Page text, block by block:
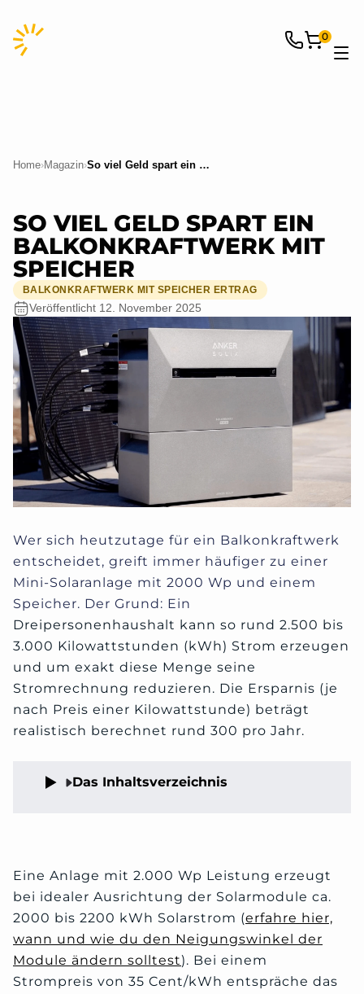
0
Home›Magazin› So viel Geld spart ein Balkonkraftwerk mit Speicher
SO VIEL GELD SPART EIN
BALKONKRAFTWERK MIT
SPEICHER
BALKONKRAFTWERK MIT SPEICHER ERTRAG
Veröffentlicht 12. November 2025
Wer sich heutzutage für ein Balkonkraftwerk
entscheidet, greift immer häufiger zu einer
Mini-Solaranlage mit 2000 Wp und einem
Speicher. Der Grund: Ein
Dreipersonenhaushalt kann so rund 2.500 bis
3.000 Kilowattstunden (kWh) Strom erzeugen
und um exakt diese Menge seine
Stromrechnung reduzieren. Die Ersparnis (je
nach Preis einer Kilowattstunde) beträgt
realistisch berechnet rund 300 pro Jahr.
Das Inhaltsverzeichnis
Eine Anlage mit 2.000 Wp Leistung erzeugt
bei idealer Ausrichtung der Solarmodule ca.
2000 bis 2200 kWh Solarstrom (erfahre hier,
wann und wie du den Neigungswinkel der
Module ändern solltest). Bei einem
Strompreis von 35 Cent/kWh entspräche das